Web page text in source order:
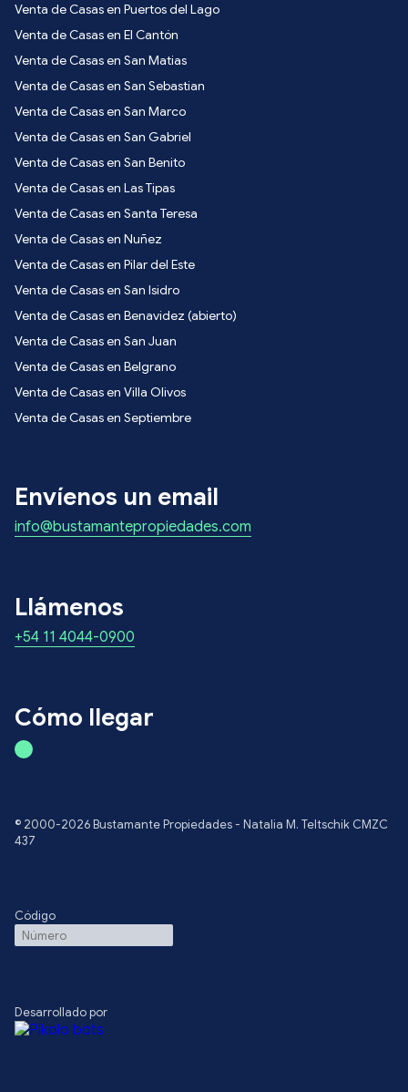
Venta de Casas en Puertos del Lago
Venta de Casas en El Cantón
Venta de Casas en San Matias
Venta de Casas en San Sebastian
Venta de Casas en San Marco
Venta de Casas en San Gabriel
Venta de Casas en San Benito
Venta de Casas en Las Tipas
Venta de Casas en Santa Teresa
Venta de Casas en Nuñez
Venta de Casas en Pilar del Este
Venta de Casas en San Isidro
Venta de Casas en Benavidez (abierto)
Venta de Casas en San Juan
Venta de Casas en Belgrano
Venta de Casas en Villa Olivos
Venta de Casas en Septiembre
Envíenos un email
info@bustamantepropiedades.com
Llámenos
+54 11 4044-0900
Cómo llegar
© 2000-2026 Bustamante Propiedades - Natalia M. Teltschik CMZC
437
Código
Desarrollado por